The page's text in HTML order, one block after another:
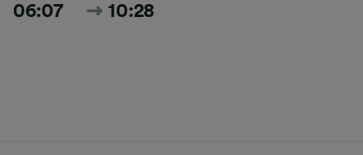
06:07 10:28